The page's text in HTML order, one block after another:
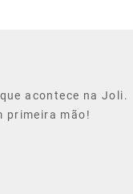
acontece na Joli.
primeira mão!